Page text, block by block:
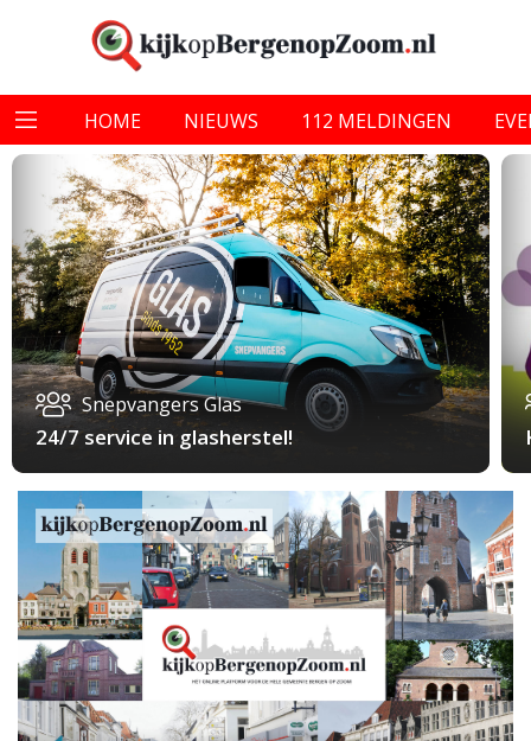
HOME NIEUWS 112 MELDINGEN
Snepvangers Glas
24/7 service in glasherstel!